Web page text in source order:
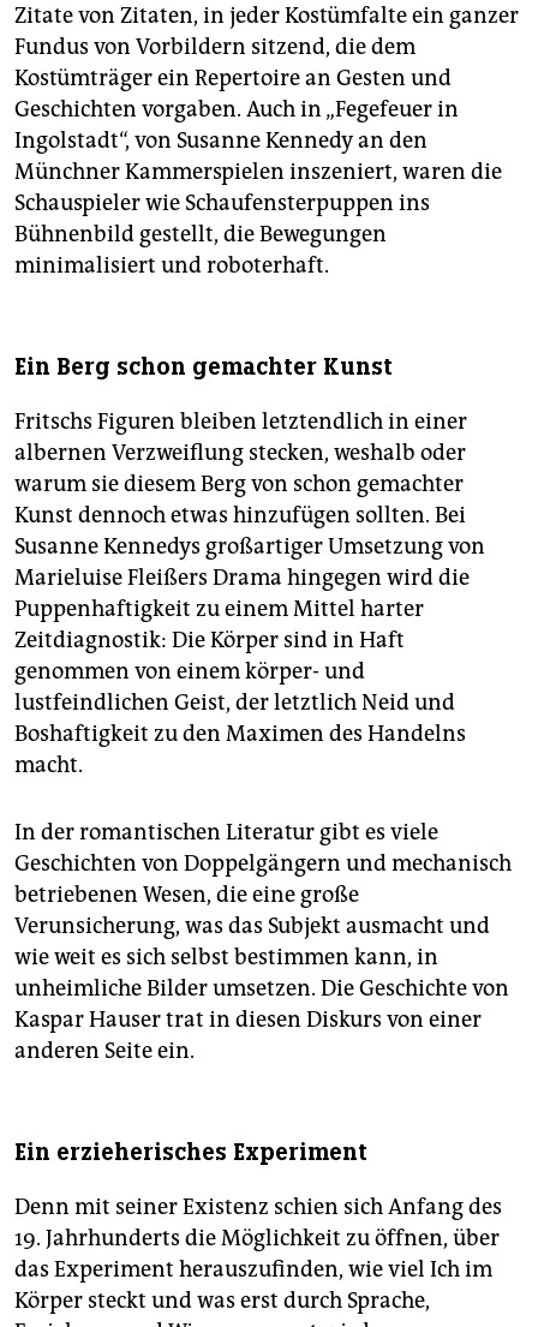
Zitate von Zitaten, in jeder Kostümfalte ein ganzer
Fundus von Vorbildern sitzend, die dem
Kostümträger ein Repertoire an Gesten und
Geschichten vorgaben. Auch in „Fegefeuer in
Ingolstadt“, von Susanne Kennedy an den
Münchner Kammerspielen inszeniert, waren die
Schauspieler wie Schaufensterpuppen ins
Bühnenbild gestellt, die Bewegungen
minimalisiert und roboterhaft.
Ein Berg schon gemachter Kunst
Fritschs Figuren bleiben letztendlich in einer
albernen Verzweiflung stecken, weshalb oder
warum sie diesem Berg von schon gemachter
Kunst dennoch etwas hinzufügen sollten. Bei
Susanne Kennedys großartiger Umsetzung von
Marieluise Fleißers Drama hingegen wird die
Puppenhaftigkeit zu einem Mittel harter
Zeitdiagnostik: Die Körper sind in Haft
genommen von einem körper- und
lustfeindlichen Geist, der letztlich Neid und
Boshaftigkeit zu den Maximen des Handelns
macht.
In der romantischen Literatur gibt es viele
Geschichten von Doppelgängern und mechanisch
betriebenen Wesen, die eine große
Verunsicherung, was das Subjekt ausmacht und
wie weit es sich selbst bestimmen kann, in
unheimliche Bilder umsetzen. Die Geschichte von
Kaspar Hauser trat in diesen Diskurs von einer
anderen Seite ein.
Ein erzieherisches Experiment
Denn mit seiner Existenz schien sich Anfang des
19. Jahrhunderts die Möglichkeit zu öffnen, über
das Experiment herauszufinden, wie viel Ich im
Körper steckt und was erst durch Sprache,